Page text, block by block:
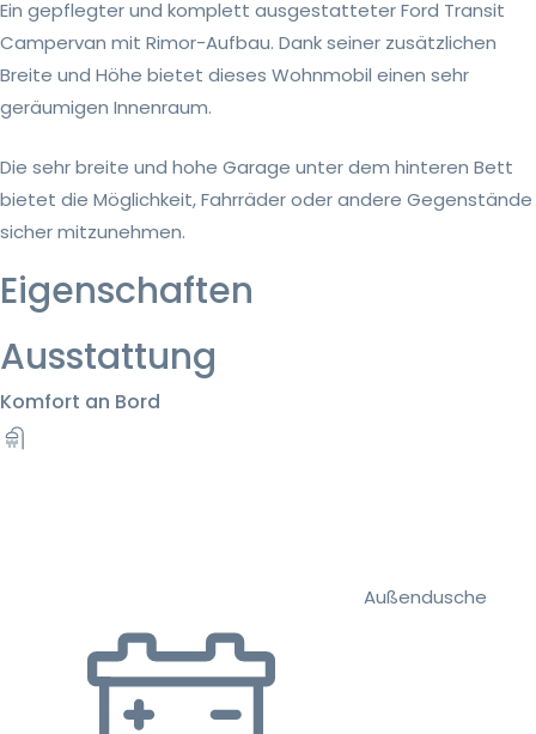
Ein gepflegter und komplett ausgestatteter Ford Transit
Campervan mit Rimor-Aufbau. Dank seiner zusätzlichen
Breite und Höhe bietet dieses Wohnmobil einen sehr
geräumigen Innenraum.
Die sehr breite und hohe Garage unter dem hinteren Bett
bietet die Möglichkeit, Fahrräder oder andere Gegenstände
sicher mitzunehmen.
Eigenschaften
Ausstattung
Komfort an Bord
Außendusche